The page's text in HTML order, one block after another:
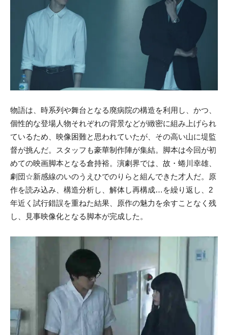
物語は、時系列や舞台となる廃病院の構造を利用し、かつ、
個性的な登場人物それぞれの背景などが緻密に組み上げられ
ているため、映像困難と思われていたが、その高い山に堤監
督が挑んだ。スタッフも豪華制作陣が集結。脚本は今回が初
めての映画脚本となる倉持裕。演劇界では、故・蜷川幸雄、
劇団☆新感線のいのうえひでのりらと組んできた才人だ。原
作を読み込み、構造分析し、解体し再構成…を繰り返し、2
年近く試行錯誤を重ねた結果、原作の魅力を余すことなく残
し、見事映像化となる脚本が完成した。